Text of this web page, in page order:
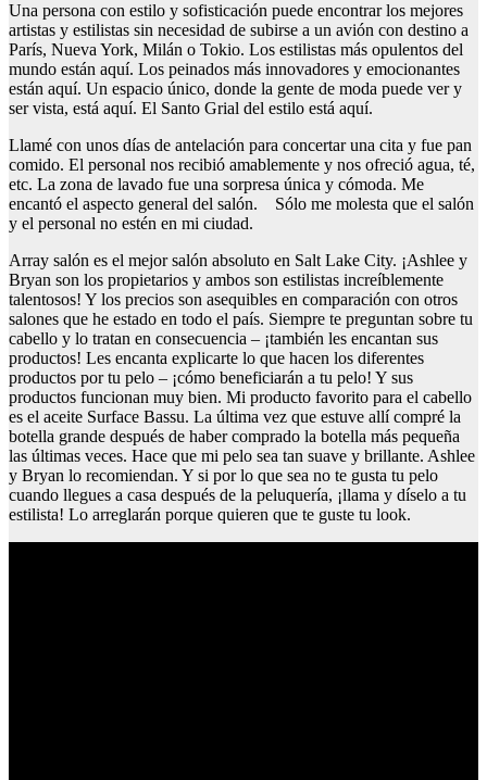
Una persona con estilo y sofisticación puede encontrar los mejores
artistas y estilistas sin necesidad de subirse a un avión con destino a
París, Nueva York, Milán o Tokio. Los estilistas más opulentos del
mundo están aquí. Los peinados más innovadores y emocionantes
están aquí. Un espacio único, donde la gente de moda puede ver y
ser vista, está aquí. El Santo Grial del estilo está aquí.
Llamé con unos días de antelación para concertar una cita y fue pan
comido. El personal nos recibió amablemente y nos ofreció agua, té,
etc. La zona de lavado fue una sorpresa única y cómoda. Me
encantó el aspecto general del salón. Sólo me molesta que el salón
y el personal no estén en mi ciudad.
Array salón es el mejor salón absoluto en Salt Lake City. ¡Ashlee y
Bryan son los propietarios y ambos son estilistas increíblemente
talentosos! Y los precios son asequibles en comparación con otros
salones que he estado en todo el país. Siempre te preguntan sobre tu
cabello y lo tratan en consecuencia – ¡también les encantan sus
productos! Les encanta explicarte lo que hacen los diferentes
productos por tu pelo – ¡cómo beneficiarán a tu pelo! Y sus
productos funcionan muy bien. Mi producto favorito para el cabello
es el aceite Surface Bassu. La última vez que estuve allí compré la
botella grande después de haber comprado la botella más pequeña
las últimas veces. Hace que mi pelo sea tan suave y brillante. Ashlee
y Bryan lo recomiendan. Y si por lo que sea no te gusta tu pelo
cuando llegues a casa después de la peluquería, ¡llama y díselo a tu
estilista! Lo arreglarán porque quieren que te guste tu look.